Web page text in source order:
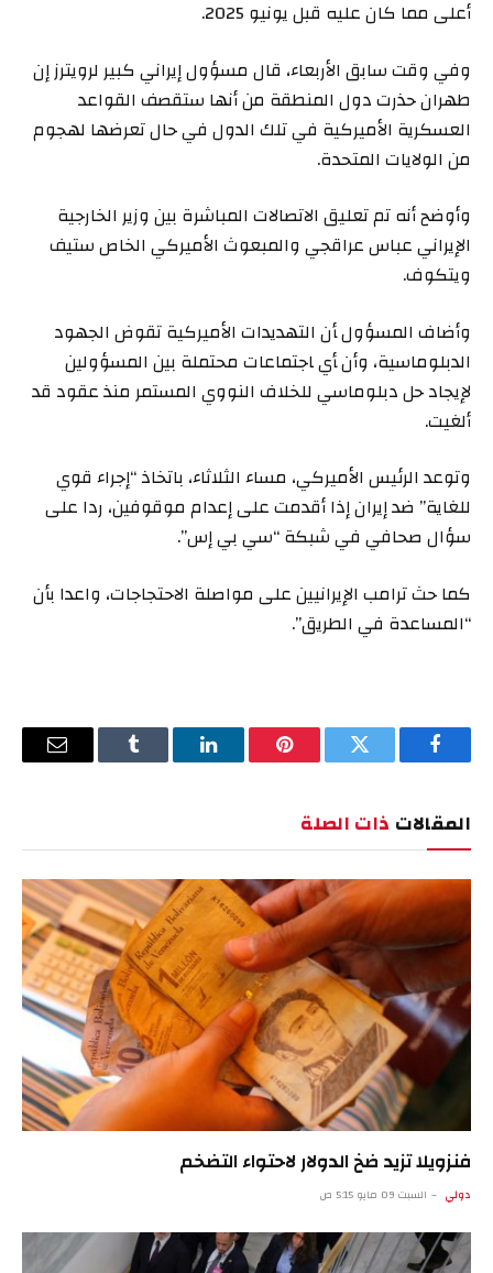
أعلى مما كان عليه قبل يونيو 2025.
وفي وقت سابق الأربعاء، قال مسؤول ​إيراني كبير لرويترز إن
طهران حذرت ‌دول المنطقة من أنها ستقصف ⁠القواعد
العسكرية الأميركية في تلك ‌الدول ​في حال تعرضها لهجوم
من الولايات المتحدة.
وأوضح أنه ‌تم تعليق الاتصالات ⁠المباشرة بين وزير الخارجية
الإيراني ‌عباس ​عراقجي والمبعوث الأميركي الخاص ستيف
ويتكوف.
وأضاف المسؤول ‍أن التهديدات الأميركية تقوض الجهود
الدبلوماسية، ‌وأن ‍أي ‍اجتماعات محتملة بين المسؤولين
‌لإيجاد حل دبلوماسي للخلاف النووي المستمر منذ عقود قد
ألغيت.
وتوعد الرئيس الأميركي، مساء الثلاثاء، باتخاذ “إجراء قوي
للغاية” ضد إيران إذا أقدمت على إعدام موقوفين، ردا على
سؤال صحافي في شبكة “سي بي إس”.
كما حث ترامب الإيرانيين على مواصلة الاحتجاجات، واعدا بأن
“المساعدة في الطريق”.
فيسبوك تويتر بينتيريستلينكدإن Tumblr
البريد
المقالات ذات الصلة
فنزويلا تزيد ضخ الدولار لاحتواء التضخم
دولي السبت 09 مايو 5:15 ص